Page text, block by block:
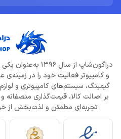
دراگون‌شاپ از
و کامپیوتر فعالیت خود را در
گیمینگ، سیستم‌های کامپیوتری و
بر اصالت کالا، قیمت‌گذاری منصفانه
تجربه‌ای مطمئن و لذت‌بخش از